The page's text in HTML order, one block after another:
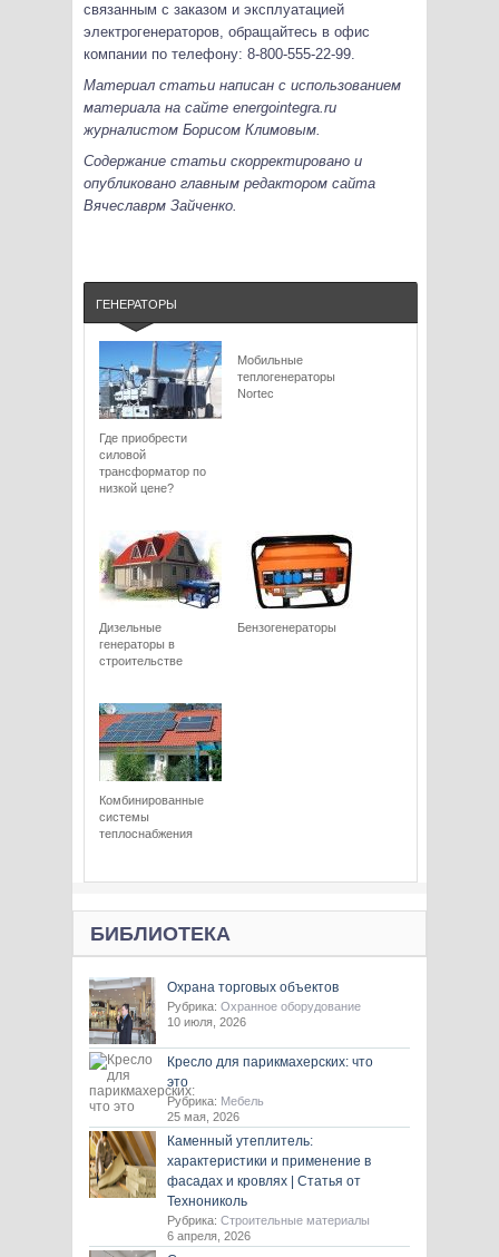
связанным с заказом и эксплуатацией
электрогенераторов, обращайтесь в офис
компании по телефону: 8-800-555-22-99.
Материал статьи написан с использованием
материала на сайте energointegra.ru
журналистом Борисом Климовым.
Содержание статьи скорректировано и
опубликовано главным редактором сайта
Вячеславрм Зайченко.
ГЕНЕРАТОРЫ
Где приобрести
силовой
трансформатор по
низкой цене?
Мобильные
теплогенераторы
Nortec
Дизельные
генераторы в
строительстве
Бензогенераторы
Комбинированные
системы
теплоснабжения
БИБЛИОТЕКА
Охрана торговых объектов
Рубрика: Охранное оборудование
10 июля, 2026
Кресло для парикмахерских: что
это
Рубрика: Мебель
25 мая, 2026
Каменный утеплитель:
характеристики и применение в
фасадах и кровлях | Статья от
Технониколь
Рубрика: Строительные материалы
6 апреля, 2026